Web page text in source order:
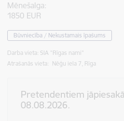
Mēnešalga:
1850 EUR
Būvniecība / Nekustamais īpašums
Darba vieta: SIA "Rīgas nami"
Atrašanās vieta: Nēģu iela 7, Rīga
Pretendentiem
08.08.2026.